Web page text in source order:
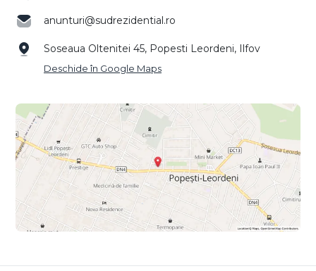
anunturi@sudrezidential.ro
Soseaua Oltenitei 45, Popesti Leordeni, Ilfov
Deschide în Google Maps